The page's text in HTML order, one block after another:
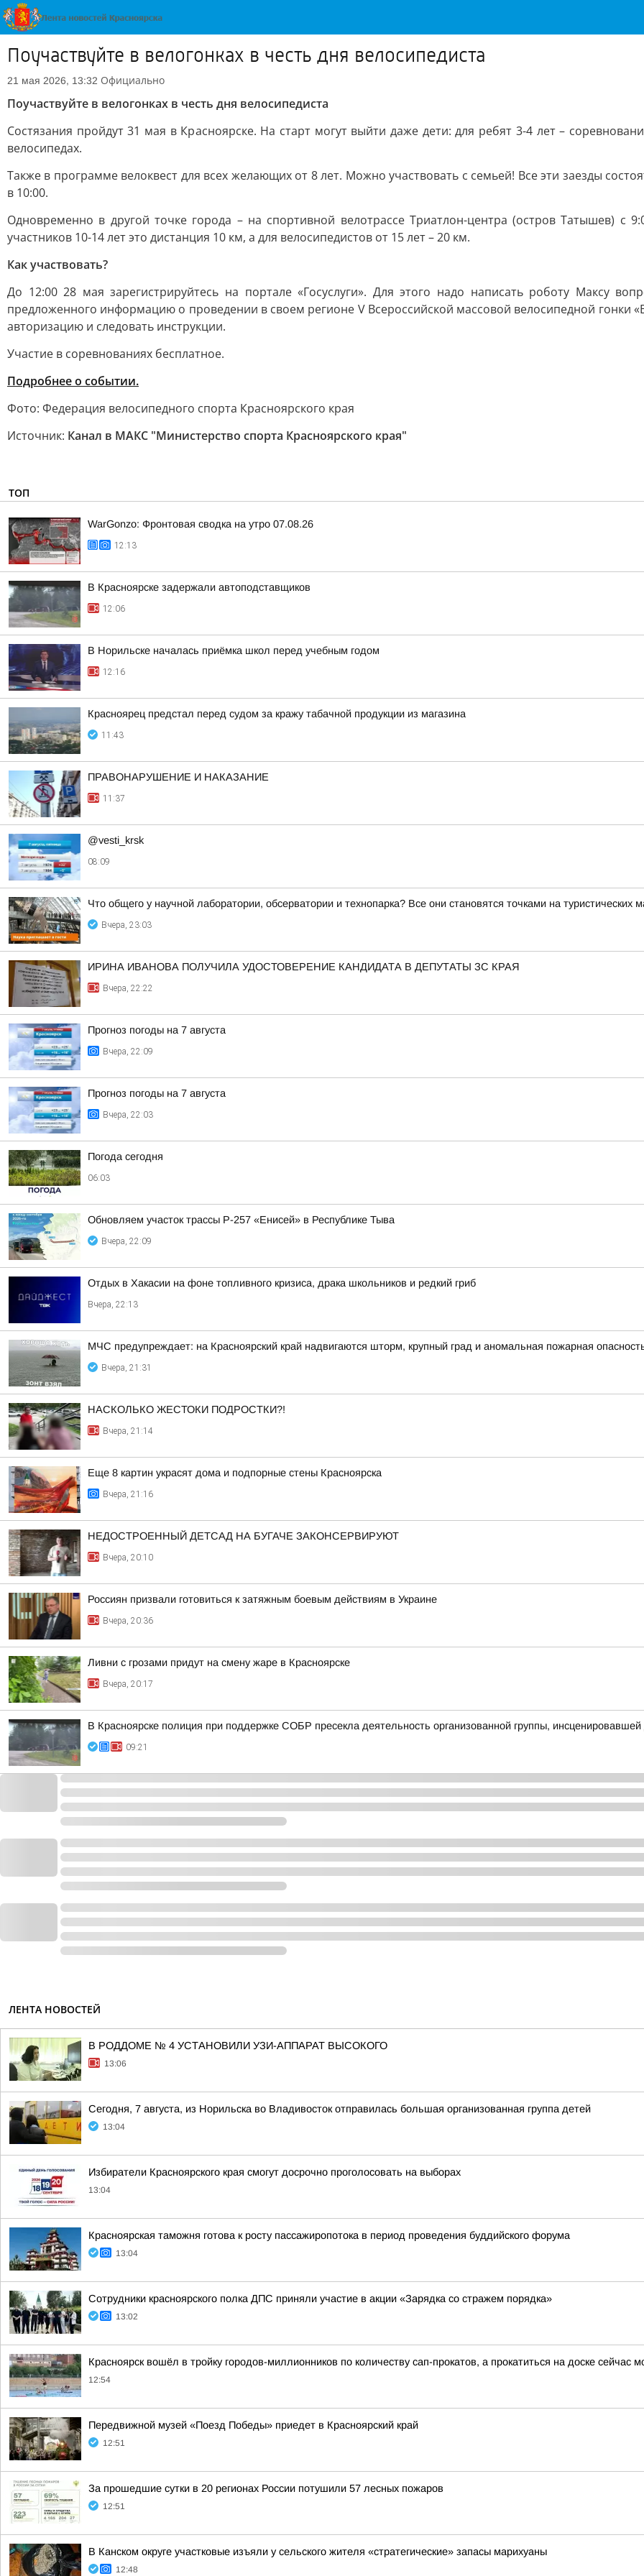
Поучаствуйте в велогонках в честь дня велосипедиста
21 мая 2026, 13:32 Официально
Поучаствуйте в велогонках в честь дня велосипедиста
Состязания пройдут 31 мая в Красноярске. На старт могут выйти даже дети: для ребят 3-4 лет –
велосипедах.
Также в программе велоквест для всех желающих от 8 лет. Можно участвовать с семьей! Все эти заезды
в 10:00.
Одновременно в другой точке города – на спортивной велотрассе Триатлон-центра (остров Татышев) с
участников 10-14 лет это дистанция 10 км, а для велосипедистов от 15 лет – 20 км.
Как участвовать?
До 12:00 28 мая зарегистрируйтесь на портале «Госуслуги». Для этого надо написать роботу Максу
предложенного информацию о проведении в своем регионе V Всероссийской массовой велосипедной гонки
авторизацию и следовать инструкции.
Участие в соревнованиях бесплатное.
Подробнее о событии.
Фото: Федерация велосипедного спорта Красноярского края
Источник: Канал в МАКС "Министерство спорта Красноярского края"
ТОП
WarGonzo: Фронтовая сводка на утро 07.08.26
12:13
В Красноярске задержали автоподставщиков
12:06
В Норильске началась приёмка школ перед учебным годом
12:16
Красноярец предстал перед судом за кражу табачной продукции из магазина
11:43
ПРАВОНАРУШЕНИЕ И НАКАЗАНИЕ
11:37
@vesti_krsk
08:09
Что общего у научной лаборатории, обсерватории и технопарка? Все они становятся точками на туристических
Вчера, 23:03
ИРИНА ИВАНОВА ПОЛУЧИЛА УДОСТОВЕРЕНИЕ КАНДИДАТА В ДЕПУТАТЫ ЗС КРАЯ
Вчера, 22:22
Прогноз погоды на 7 августа
Вчера, 22:09
Прогноз погоды на 7 августа
Вчера, 22:03
Погода сегодня
06:03
Обновляем участок трассы Р-257 «Енисей» в Республике Тыва
Вчера, 22:09
Отдых в Хакасии на фоне топливного кризиса, драка школьников и редкий гриб
Вчера, 22:13
МЧС предупреждает: на Красноярский край надвигаются шторм, крупный град и аномальная пожарная
Вчера, 21:31
НАСКОЛЬКО ЖЕСТОКИ ПОДРОСТКИ?!
Вчера, 21:14
Еще 8 картин украсят дома и подпорные стены Красноярска
Вчера, 21:16
НЕДОСТРОЕННЫЙ ДЕТСАД НА БУГАЧЕ ЗАКОНСЕРВИРУЮТ
Вчера, 20:10
Россиян призвали готовиться к затяжным боевым действиям в Украине
Вчера, 20:36
Ливни с грозами придут на смену жаре в Красноярске
Вчера, 20:17
В Красноярске полиция при поддержке СОБР пресекла деятельность организованной группы,
09:21
ЛЕНТА НОВОСТЕЙ
В РОДДОМЕ № 4 УСТАНОВИЛИ УЗИ-АППАРАТ ВЫСОКОГО
13:06
Сегодня, 7 августа, из Норильска во Владивосток отправилась большая организованная группа детей
13:04
Избиратели Красноярского края смогут досрочно проголосовать на выборах
13:04
Красноярская таможня готова к росту пассажиропотока в период проведения буддийского форума
13:04
Сотрудники красноярского полка ДПС приняли участие в акции «Зарядка со стражем порядка»
13:02
Красноярск вошёл в тройку городов-миллионников по количеству сап-прокатов, а прокатиться на доске
12:54
Передвижной музей «Поезд Победы» приедет в Красноярский край
12:51
За прошедшие сутки в 20 регионах России потушили 57 лесных пожаров
12:51
В Канском округе участковые изъяли у сельского жителя «стратегические» запасы марихуаны
12:48